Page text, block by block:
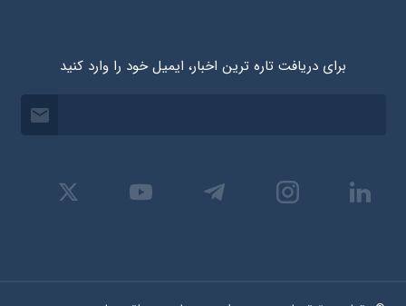
برای دریافت تاره ترین اخبار، ایمیل خود را وارد کنید